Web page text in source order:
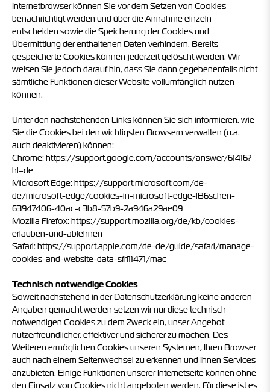
Internetbrowser können Sie vor dem Setzen von Cookies
benachrichtigt werden und über die Annahme einzeln
entscheiden sowie die Speicherung der Cookies und
Übermittlung der enthaltenen Daten verhindern. Bereits
gespeicherte Cookies können jederzeit gelöscht werden. Wir
weisen Sie jedoch darauf hin, dass Sie dann gegebenenfalls nicht
sämtliche Funktionen dieser Website vollumfänglich nutzen
können.
Unter den nachstehenden Links können Sie sich informieren, wie
Sie die Cookies bei den wichtigsten Browsern verwalten (u.a.
auch deaktivieren) können:
Chrome:https://support.google.com/accounts/answer/61416?
hl=de
Microsoft Edge:https://support.microsoft.com/de-
de/microsoft-edge/cookies-in-microsoft-edge-lB6schen-
63947406-40ac-c3b8-57b9-2a946a29ae09
Mozilla Firefox:https://support.mozilla.org/de/kb/cookies-
erlauben-und-ablehnen
Safari:https://support.apple.com/de-de/guide/safari/manage-
cookies-and-website-data-sfri11471/mac
Technisch notwendige Cookies
Soweit nachstehend in der Datenschutzerklärung keine anderen
Angaben gemacht werden setzen wir nur diese technisch
notwendigen Cookies zu dem Zweck ein, unser Angebot
nutzerfreundlicher, effektiver und sicherer zu machen. Des
Weiteren ermöglichen Cookies unseren Systemen, Ihren Browser
auch nach einem Seitenwechsel zu erkennen und Ihnen Services
anzubieten. Einige Funktionen unserer Internetseite können ohne
den Einsatz von Cookies nicht angeboten werden. Für diese ist es